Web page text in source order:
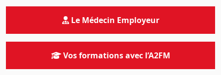
Le Médecin Employeur
Vos formations avec l’A2FM